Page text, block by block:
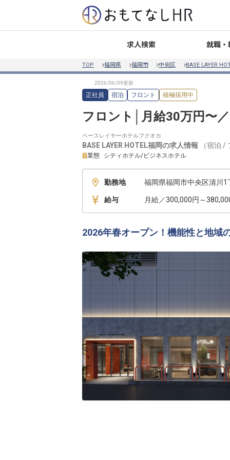
求人検索 就職・
TOP 福岡県 福岡市 中央区 BASE LAYER
正社員 宿泊 フロント 積極採用中
フロント│月給30万円〜
ベースレイヤーホテルフクオカ
BASE LAYER HOTEL福岡の求人情報 （宿泊 /
業態 シティホテル/ビジネスホテル
勤務地 福岡県福岡市中央区清川1
給与 月給／300,000円～
2026年春オープン！機能性と地域